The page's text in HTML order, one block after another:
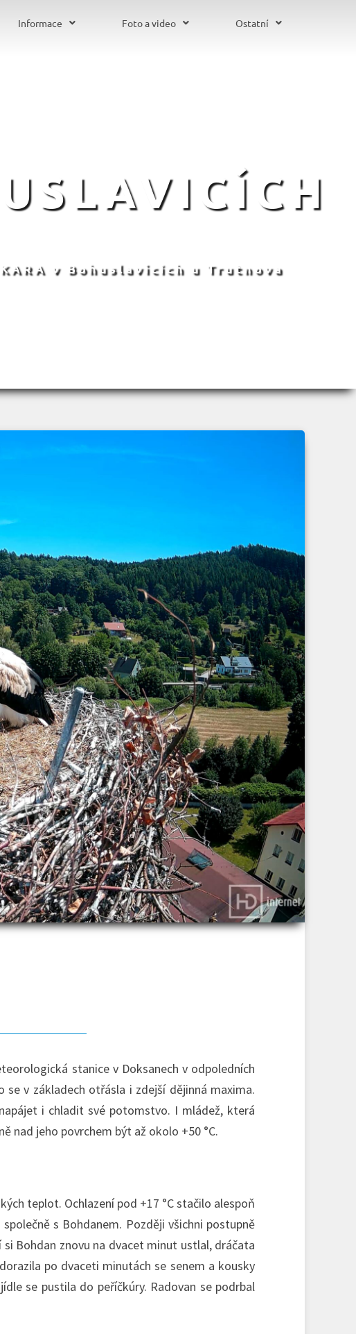
Informace Foto a video Ostatní
v Bohuslavicích u Trutnova
stanice v Doksanech v odpoledních
se v základech otřásla i zdejší dějinná maxima.
i chladit své potomstvo. I mládež, která
nad jeho povrchem být až okolo +50 °C.
teplot. Ochlazení pod +17 °C stačilo alespoň
s Bohdanem. Později všichni postupně
Bohdan znovu na dvacet minut ustlal, dráčata
po dvaceti minutách se senem a kousky
se pustila do peříčkúry. Radovan se podrbal